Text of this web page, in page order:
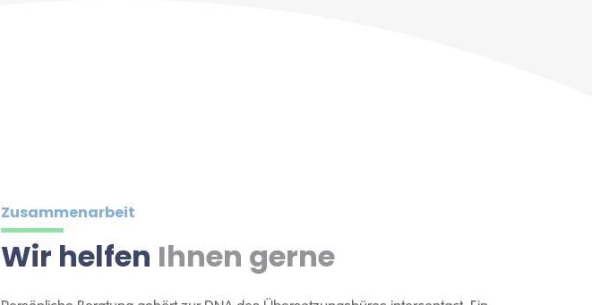
Zusammenarbeit
Wir helfen Ihnen gerne